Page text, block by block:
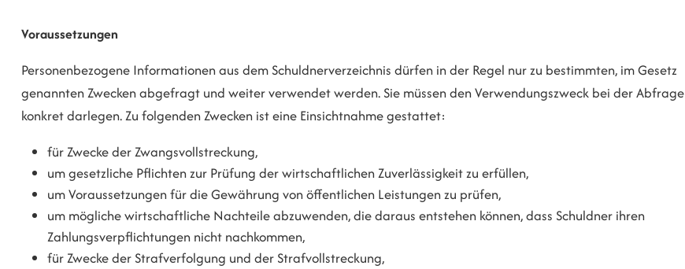
Voraussetzungen
Personenbezogene Informationen aus dem Schuldnerverzeichnis dürfen in der Regel nur zu bestimmten, im Gesetz
genannten Zwecken abgefragt und weiter verwendet werden. Sie müssen den Verwendungszweck bei der Abfrage
konkret darlegen. Zu folgenden Zwecken ist eine Einsichtnahme gestattet:
für Zwecke der Zwangsvollstreckung,
um gesetzliche Pflichten zur Prüfung der wirtschaftlichen Zuverlässigkeit zu erfüllen,
um Voraussetzungen für die Gewährung von öffentlichen Leistungen zu prüfen,
um mögliche wirtschaftliche Nachteile abzuwenden, die daraus entstehen können, dass Schuldner ihren
Zahlungsverpflichtungen nicht nachkommen,
für Zwecke der Strafverfolgung und der Strafvollstreckung,